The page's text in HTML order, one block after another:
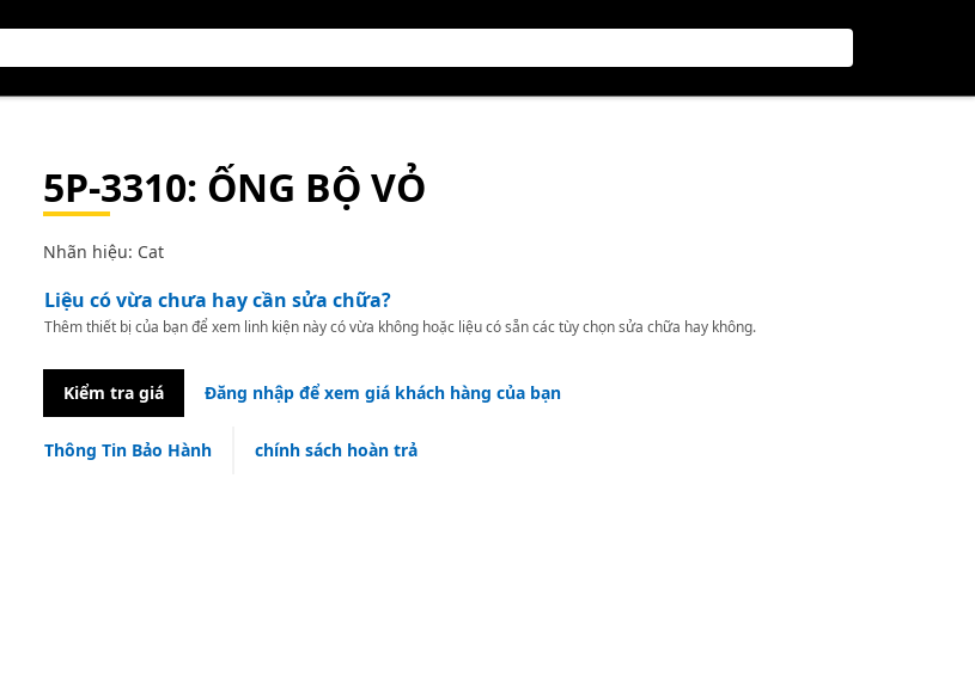
5P-3310: ỐNG BỘ VỎ
Nhãn hiệu: Cat
Liệu có vừa chưa hay cần sửa chữa?
Thêm thiết bị của bạn để xem linh kiện này có vừa không hoặc liệu có sẵn các tùy chọn sửa chữa hay không.
Kiểm tra giá Đăng nhập để xem giá khách hàng của bạn
Thông Tin Bảo Hành chính sách hoàn trả